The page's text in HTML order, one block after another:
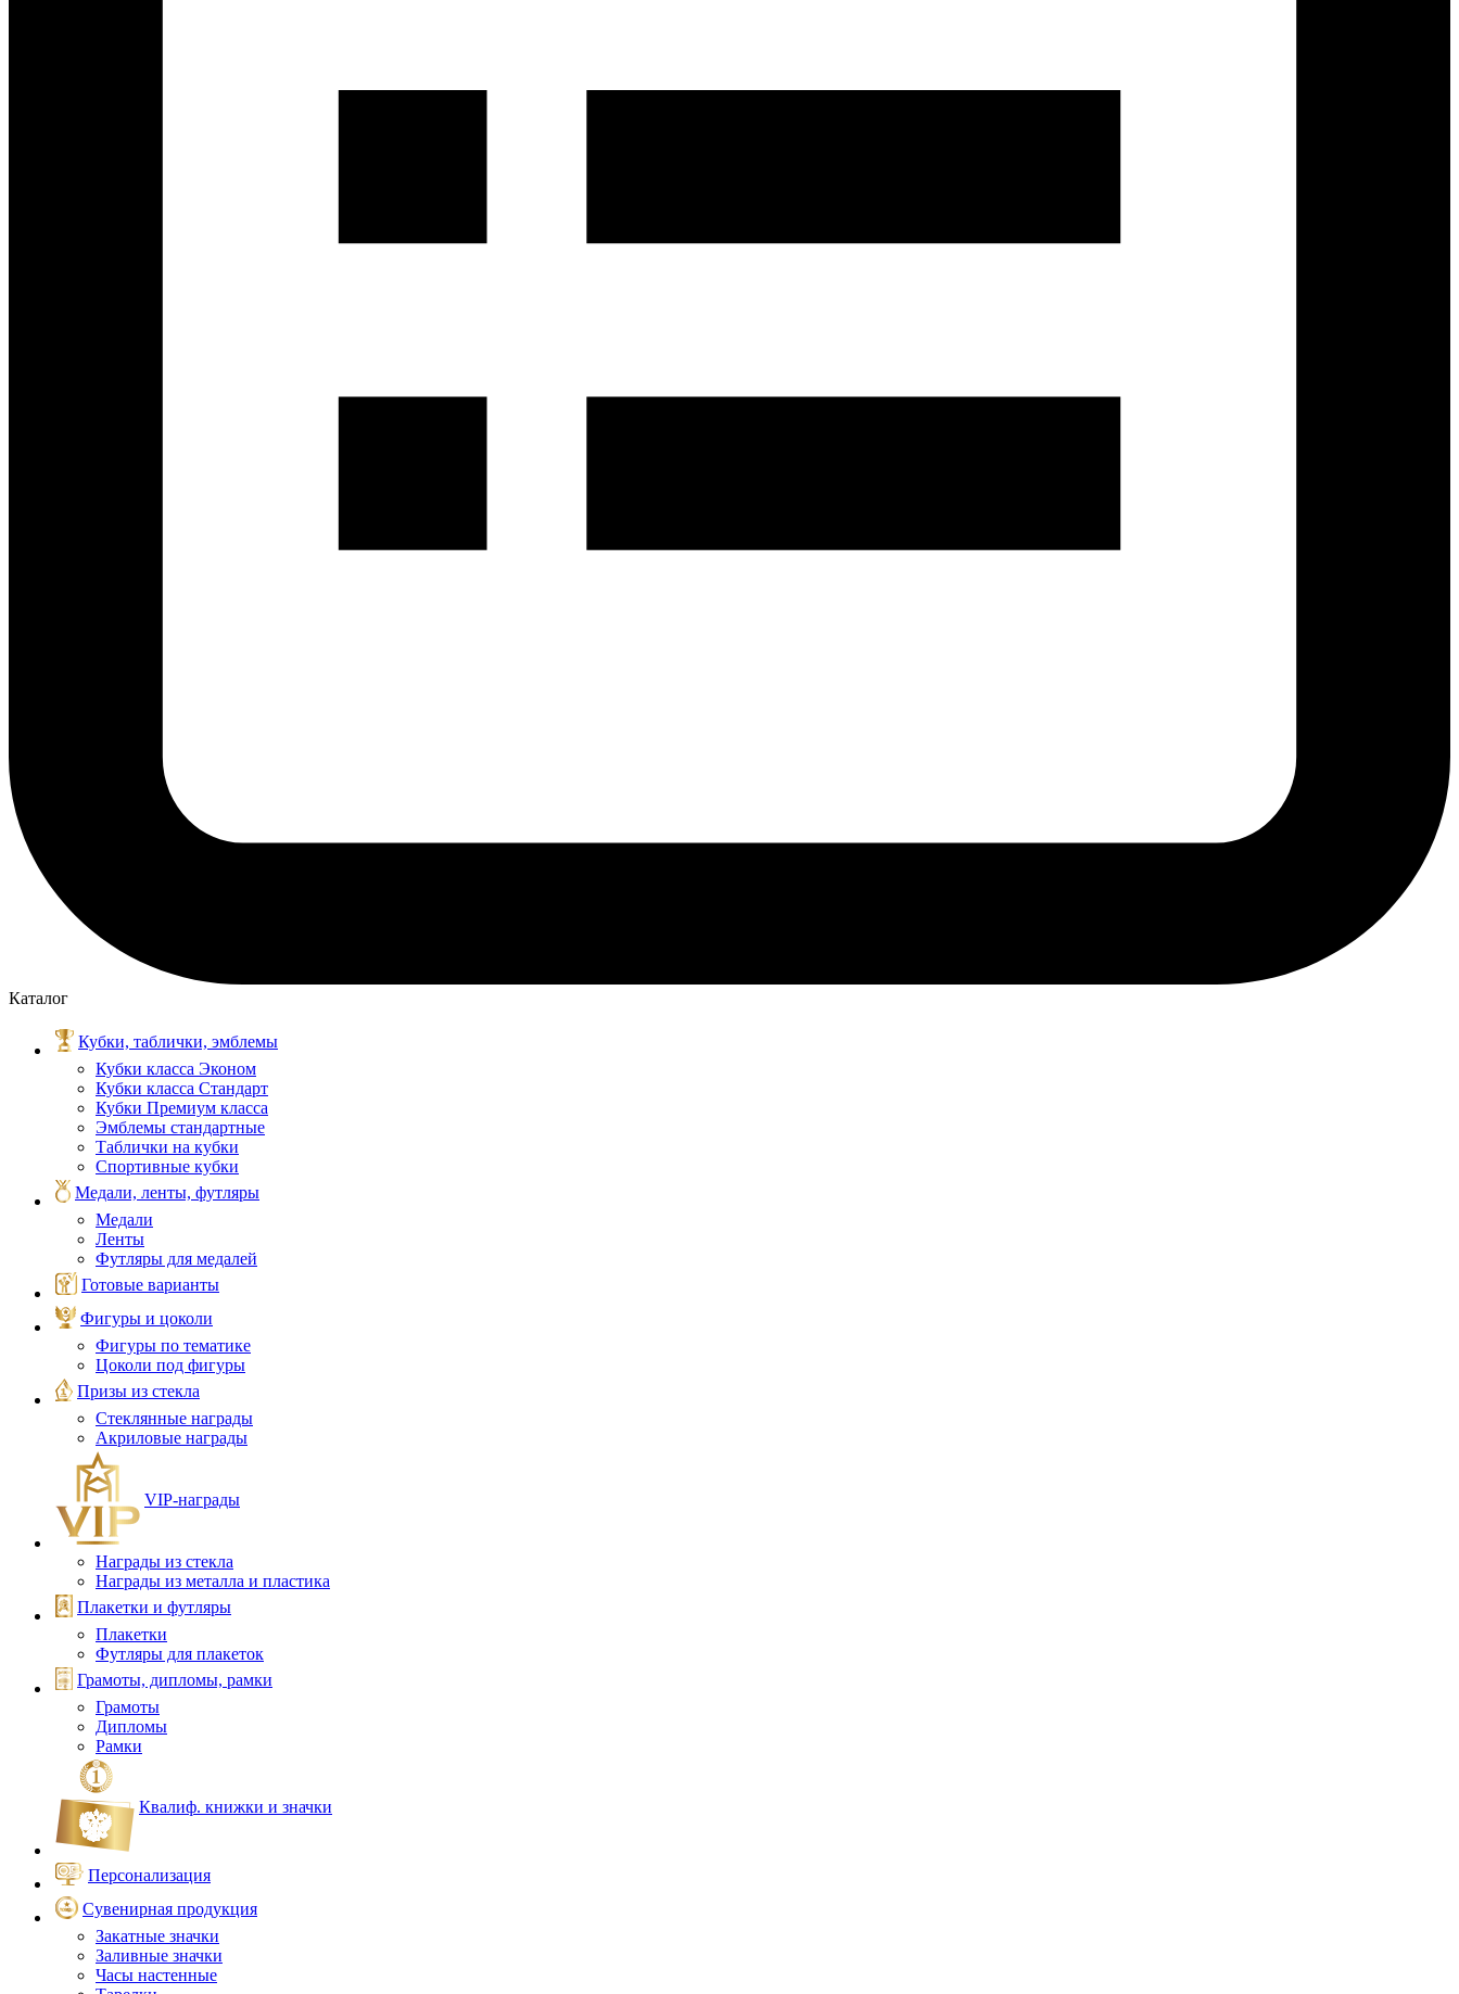
Каталог
Кубки, таблички, эмблемы
Кубки класса Эконом
Кубки класса Стандарт
Кубки Премиум класса
Эмблемы стандартные
Таблички на кубки
Спортивные кубки
Медали, ленты, футляры
Медали
Ленты
Футляры для медалей
Готовые варианты
Фигуры и цоколи
Фигуры по тематике
Цоколи под фигуры
Призы из стекла
Стеклянные награды
Акриловые награды
VIP‑награды
Награды из стекла
Награды из металла и пластика
Плакетки и футляры
Плакетки
Футляры для плакеток
Грамоты, дипломы, рамки
Грамоты
Дипломы
Рамки
Квалиф. книжки и значки
Персонализация
Сувенирная продукция
Закатные значки
Заливные значки
Часы настенные